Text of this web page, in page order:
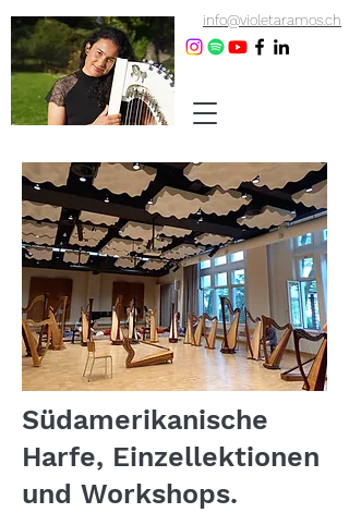
info@violetaramos.ch
Südamerikanische
Harfe, Einzellektionen
und Workshops.